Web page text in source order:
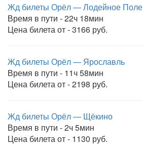
Жд билеты Орёл — Лодейное Поле
Время в пути - 22ч 18мин
Цена билета от - 3166 руб.
Жд билеты Орёл — Ярославль
Время в пути - 11ч 58мин
Цена билета от - 2198 руб.
Жд билеты Орёл — Щёкино
Время в пути - 2ч 5мин
Цена билета от - 1130 руб.